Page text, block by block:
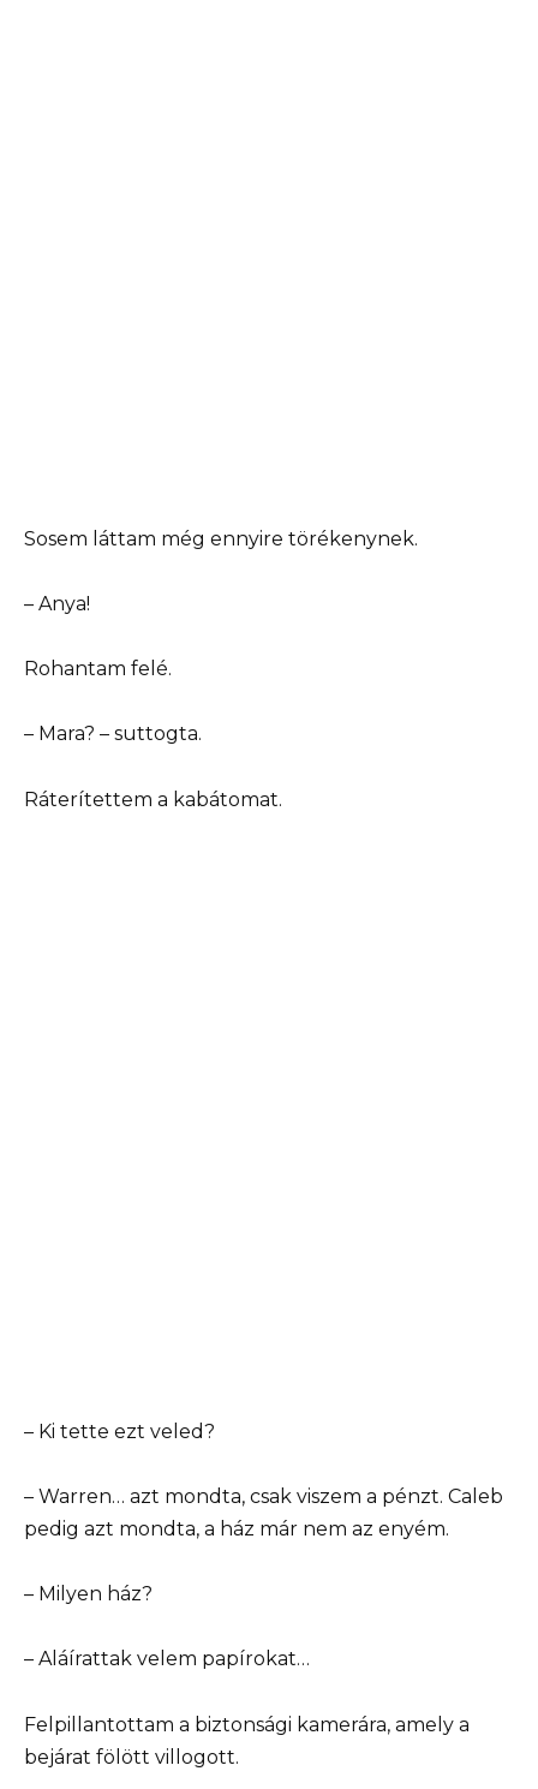
Sosem láttam még ennyire törékenynek.
– Anya!
Rohantam felé.
– Mara? – suttogta.
Ráterítettem a kabátomat.
– Ki tette ezt veled?
– Warren… azt mondta, csak viszem a pénzt. Caleb
pedig azt mondta, a ház már nem az enyém.
– Milyen ház?
– Aláírattak velem papírokat…
Felpillantottam a biztonsági kamerára, amely a
bejárat fölött villogott.